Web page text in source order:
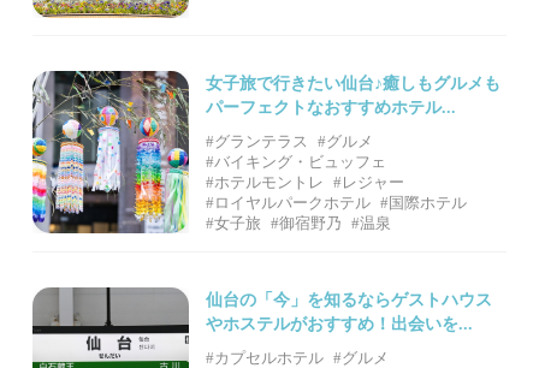
女子旅で行きたい仙台♪癒しもグルメも
パーフェクトなおすすめホテル...
#グランテラス
#グルメ
#バイキング・ビュッフェ
#ホテルモントレ
#レジャー
#ロイヤルパークホテル #国際ホテル
#女子旅
#御宿野乃 #温泉
仙台の「今」を知るならゲストハウス
やホステルがおすすめ！出会いを...
#カプセルホテル #グルメ